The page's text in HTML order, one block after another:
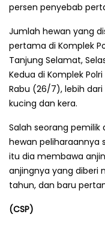
persen penyebab
Jumlah hewan yang
pertama di Komplek
Tanjung Selamat,
Kedua di Komplek
Rabu (26/7), lebih
kucing dan kera.
Salah seorang pemilik
hewan peliharaannya
itu dia membawa
anjingnya yang diberi
tahun, dan baru
(CSP)